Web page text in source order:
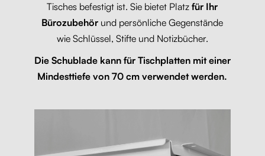
Tisches befestigt ist. Sie bietet Platzfür Ihr
Bürozubehör und persönliche Gegenstände
wie Schlüssel, Stifte und Notizbücher.
Die Schublade kann für Tischplatten mit einer
Mindesttiefe von 70 cm verwendet werden.